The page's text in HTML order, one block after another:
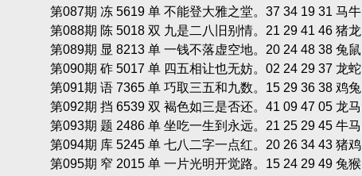
第087期 冻 5619 单 不能登大雅之堂。37 34 19 31 马牛
第088期 陈 5018 双 九是二八旧别情。21 29 41 46 猪龙
第089期 显 8213 单 一钱不落虚空地。20 24 48 38 兔鼠
第090期 砟 5017 单 四五相让也无妨。02 24 29 37 龙蛇
第091期 语 7365 单 巧取三五和九数。15 29 36 38 鸡兔
第092期 挡 6539 双 褐色如三是否还。41 09 47 05 龙马
第093期 题 2486 单 坐吃一生到永远。21 25 29 45 牛马
第094期 库 5245 单 七八二字一点红。20 26 34 43 猪鸡
第095期 窄 2015 单 一片光明开觉路。15 24 29 49 兔猴